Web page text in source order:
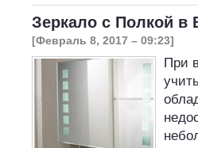
Зеркало с Полкой в
[Февраль 8, 2017 – 09:23]
При